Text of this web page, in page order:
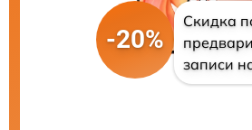
-20%
Скидка
записи